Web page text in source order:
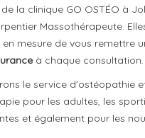
la clinique GO OSTÉO à
Massothérapeute.
mesure de vous remettre
à chaque consultation.
le service d'ostéopathie
pour les adultes, les
et également pour les